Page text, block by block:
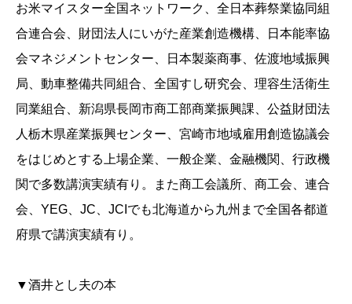
お米マイスター全国ネットワーク、全日本葬祭業協同組
合連合会、財団法人にいがた産業創造機構、日本能率協
会マネジメントセンター、日本製薬商事、佐渡地域振興
局、動車整備共同組合、全国すし研究会、理容生活衛生
同業組合、新潟県長岡市商工部商業振興課、公益財団法
人栃木県産業振興センター、宮崎市地域雇用創造協議会
をはじめとする上場企業、一般企業、金融機関、行政機
関で多数講演実績有り。また商工会議所、商工会、連合
会、YEG、JC、JCIでも北海道から九州まで全国各都道
府県で講演実績有り。
▼酒井とし夫の本